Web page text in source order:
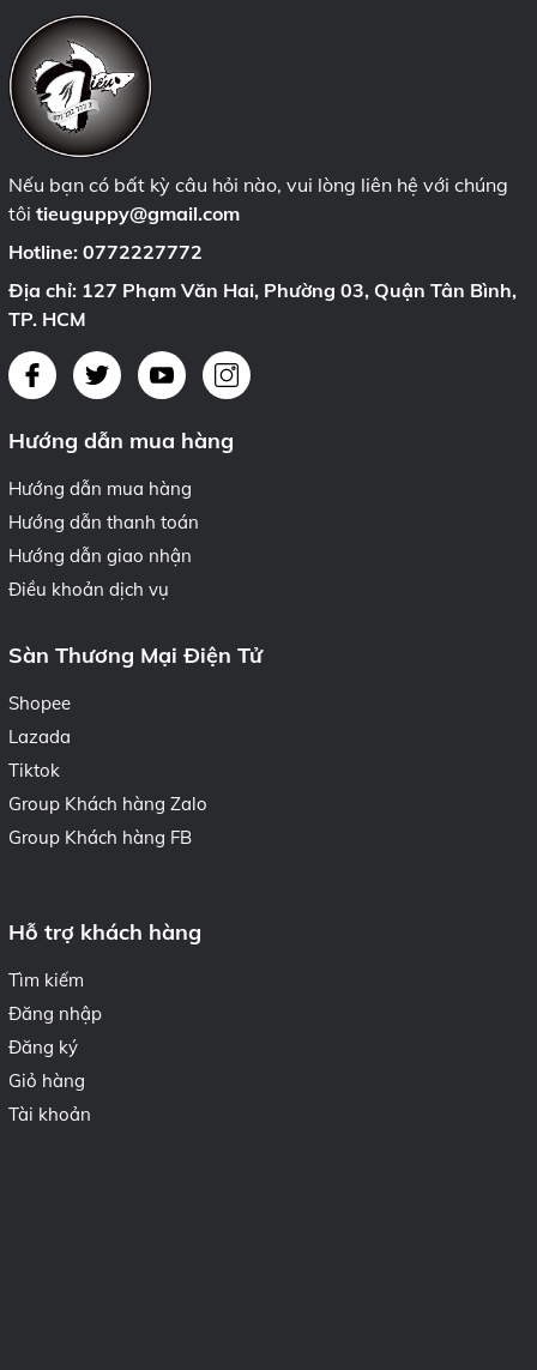
Nếu bạn có bất kỳ câu hỏi nào, vui lòng liên hệ với chúng
tôi tieuguppy@gmail.com
Hotline: 0772227772
Địa chỉ: 127 Phạm Văn Hai, Phường 03, Quận Tân Bình,
TP. HCM
Hướng dẫn mua hàng
Hướng dẫn mua hàng
Hướng dẫn thanh toán
Hướng dẫn giao nhận
Điều khoản dịch vụ
Sàn Thương Mại Điện Tử
Shopee
Lazada
Tiktok
Group Khách hàng Zalo
Group Khách hàng FB
Hỗ trợ khách hàng
Tìm kiếm
Đăng nhập
Đăng ký
Giỏ hàng
Tài khoản